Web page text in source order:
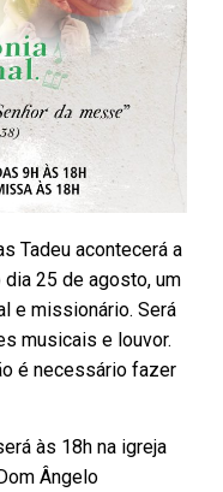
Tadeu acontecerá a
25 de agosto, um
e missionário. Será
musicais e louvor.
é necessário fazer
às 18h na igreja
Ângelo